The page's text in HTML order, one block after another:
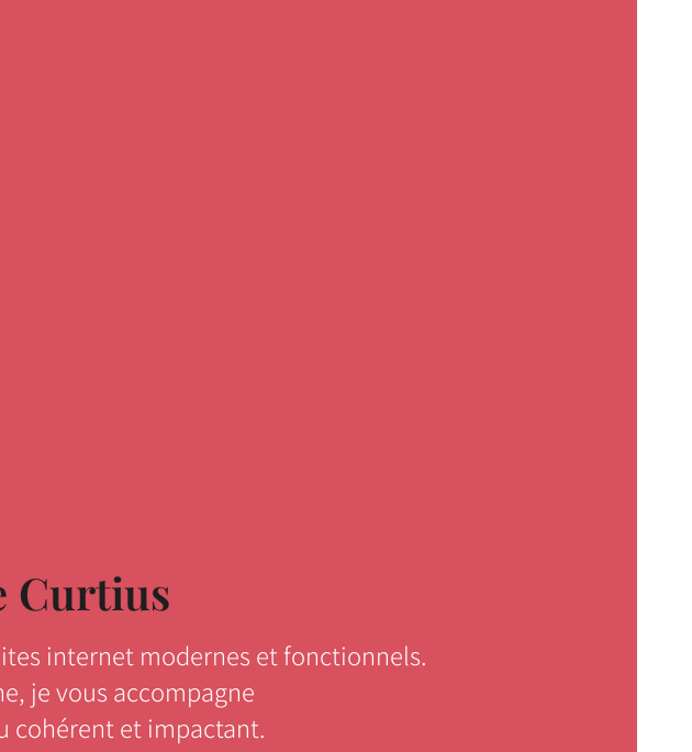
Curtius
internet modernes et fonctionnels.
je vous accompagne
cohérent et impactant.